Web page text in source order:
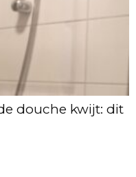
douche kwijt: dit